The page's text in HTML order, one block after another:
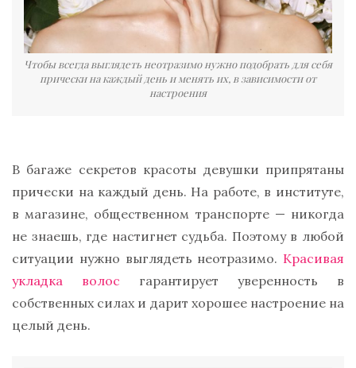
Чтобы всегда выглядеть неотразимо нужно подобрать для себя
прически на каждый день и менять их, в зависимости от
настроения
В багаже секретов красоты девушки припрятаны
прически на каждый день. На работе, в институте,
в магазине, общественном транспорте — никогда
не знаешь, где настигнет судьба. Поэтому в любой
ситуации нужно выглядеть неотразимо. Красивая
укладка волос гарантирует уверенность в
собственных силах и дарит хорошее настроение на
целый день.